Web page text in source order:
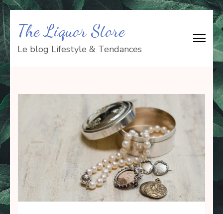
Aller
au
contenu
(Pressez
Entrée)
The Liquor Store
Le blog Lifestyle & Tendances